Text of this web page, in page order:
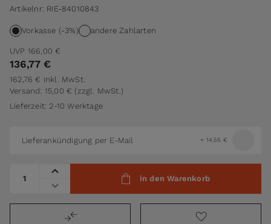
Artikelnr: RIE-84010843
Vorkasse (-3%) andere Zahlarten
UVP 166,00 €
136,77 €
162,76 € inkl. MwSt.
Versand: 15,00 € (zzgl. MwSt.)
Lieferzeit: 2-10 Werktage
Lieferankündigung per E-Mail + 14,55 €
in den Warenkorb